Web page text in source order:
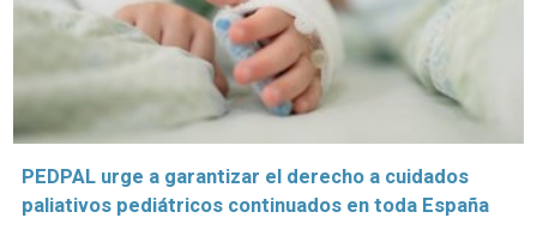
PEDPAL urge a garantizar el derecho a cuidados
paliativos pediátricos continuados en toda España